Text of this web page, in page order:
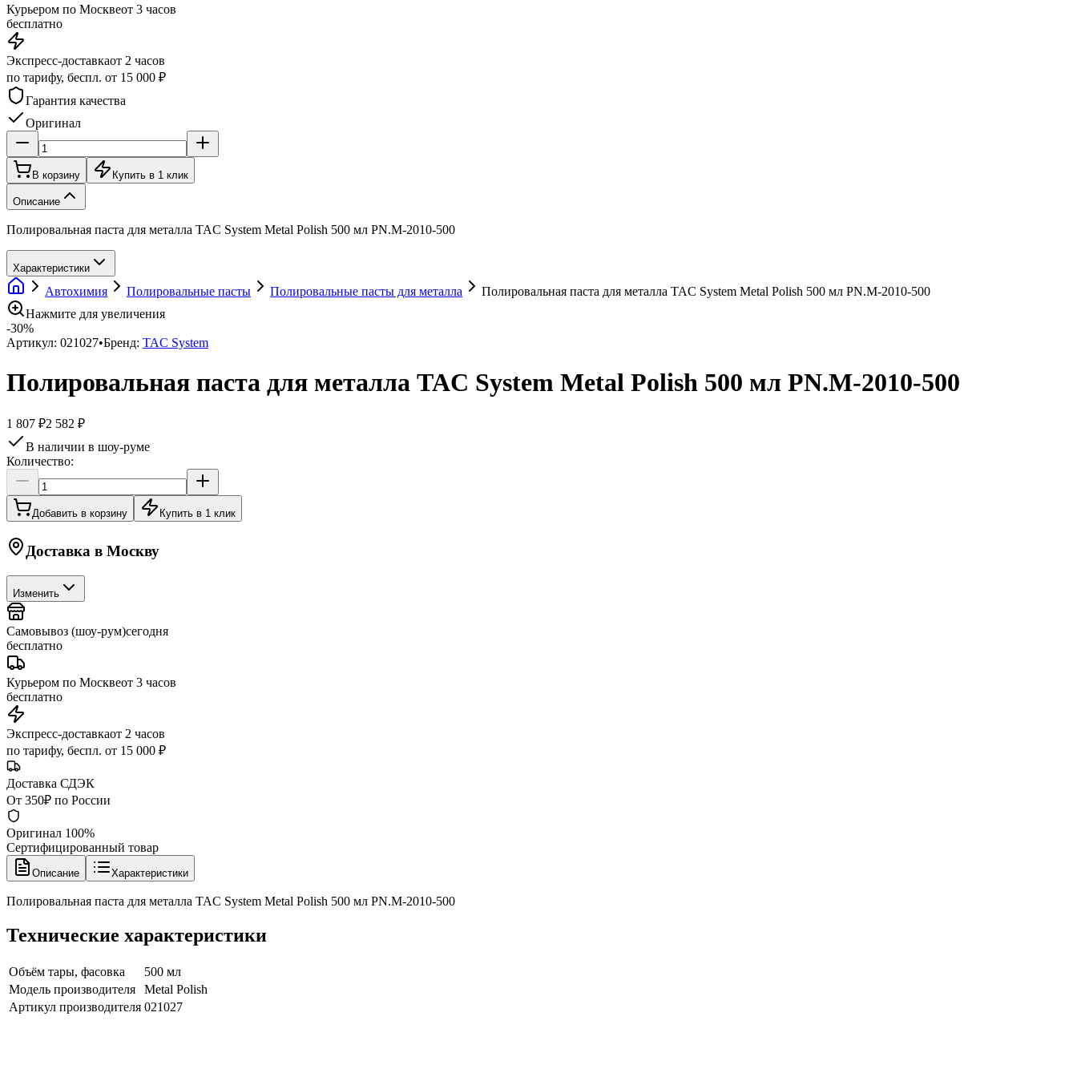
Курьером по Москвеот 3 часов
бесплатно
Экспресс-доставкаот 2 часов
по тарифу, беспл. от 15 000 ₽
Гарантия качества
Оригинал
В корзину Купить в 1 клик
Описание
Полировальная паста для металла TAC System Metal Polish 500 мл PN.M-2010-500
Характеристики
Автохимия Полировальные пасты Полировальные пасты для металла
Полировальная паста для металла TAC System Metal Polish 500 мл PN.M-2010-500
Нажмите для увеличения
-30%
Артикул: 021027•Бренд: TAC System
Полировальная паста для металла TAC System Metal Polish 500 мл PN.M-2010-500
1 807 ₽2 582 ₽
В наличии в шоу-руме
Количество:
Добавить в корзину Купить в 1 клик
Доставка в Москву
Изменить
Самовывоз (шоу-рум)сегодня
бесплатно
Курьером по Москвеот 3 часов
бесплатно
Экспресс-доставкаот 2 часов
по тарифу, беспл. от 15 000 ₽
Доставка СДЭК
От 350₽ по России
Оригинал 100%
Сертифицированный товар
Описание Характеристики
Полировальная паста для металла TAC System Metal Polish 500 мл PN.M-2010-500
Технические характеристики
Объём тары, фасовка
500 мл
Модель производителя
Metal Polish
Артикул производителя 021027